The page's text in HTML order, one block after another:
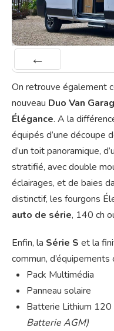
On retrouve également
nouveau Duo Van
Élégance. A la
équipés d’une découpe
d’un toit panoramique,
stratifié, avec double
éclairages, et de baies
distinctif, les fourgons
auto de série, 140 ch
Enfin, la Série S et la
commun,
Pack Multimédia
Panneau solaire
Batterie Lithium 120
Batterie AGM)